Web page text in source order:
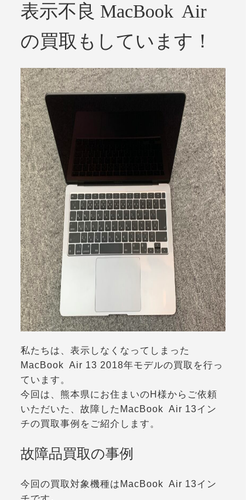
表示不良 MacBook Air
の買取もしています！
私たちは、表示しなくなってしまった
MacBook Air 13 2018年モデルの買取を行っ
ています。
今回は、熊本県にお住まいのH様からご依頼
いただいた、故障したMacBook Air 13イン
チの買取事例をご紹介します。
故障品買取の事例
今回の買取対象機種はMacBook Air 13イン